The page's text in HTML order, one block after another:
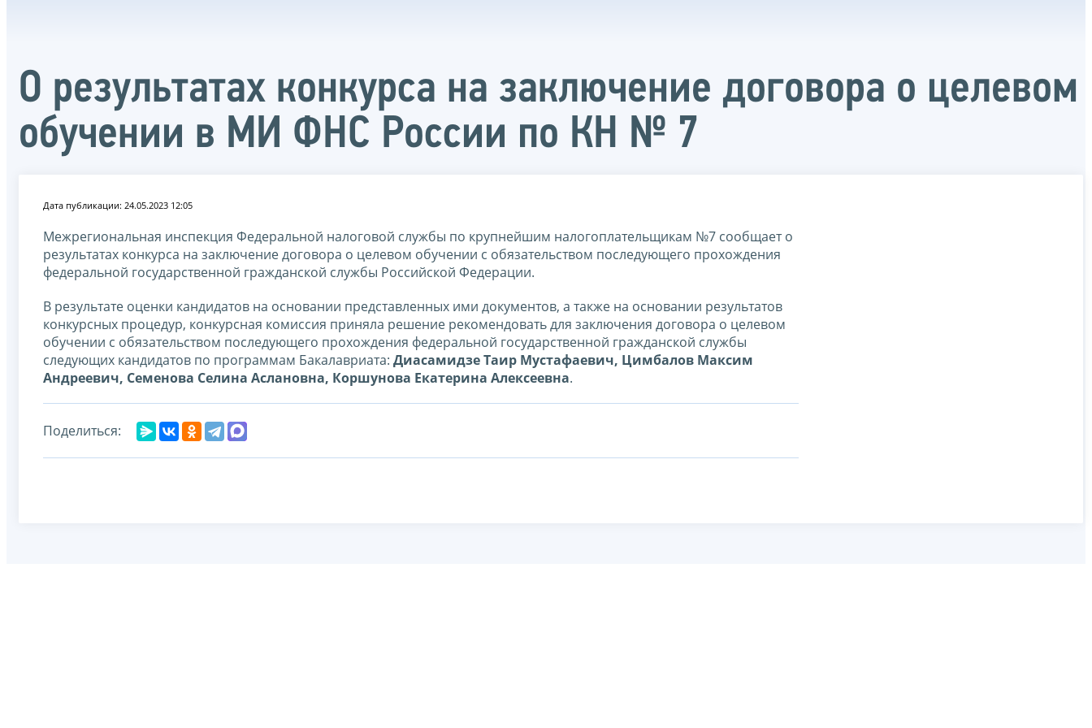
О результатах конкурса на заключение договора о целевом
обучении в МИ ФНС России по КН № 7
Дата публикации: 24.05.2023 12:05
Межрегиональная инспекция Федеральной налоговой службы по крупнейшим налогоплательщикам №7 сообщает о
результатах конкурса на заключение договора о целевом обучении с обязательством последующего прохождения
федеральной государственной гражданской службы Российской Федерации.
В результате оценки кандидатов на основании представленных ими документов, а также на основании результатов
конкурсных процедур, конкурсная комиссия приняла решение рекомендовать для заключения договора о целевом
обучении с обязательством последующего прохождения федеральной государственной гражданской службы
следующих кандидатов по программам Бакалавриата: Диасамидзе Таир Мустафаевич, Цимбалов Максим
Андреевич, Семенова Селина Аслановна, Коршунова Екатерина Алексеевна.
Поделиться: